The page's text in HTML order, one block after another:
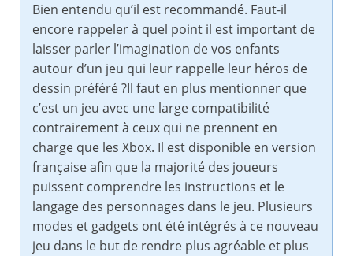
Bien entendu qu’il est recommandé. Faut-il
encore rappeler à quel point il est important de
laisser parler l’imagination de vos enfants
autour d’un jeu qui leur rappelle leur héros de
dessin préféré ?Il faut en plus mentionner que
c’est un jeu avec une large compatibilité
contrairement à ceux qui ne prennent en
charge que les Xbox. Il est disponible en version
française afin que la majorité des joueurs
puissent comprendre les instructions et le
langage des personnages dans le jeu. Plusieurs
modes et gadgets ont été intégrés à ce nouveau
jeu dans le but de rendre plus agréable et plus